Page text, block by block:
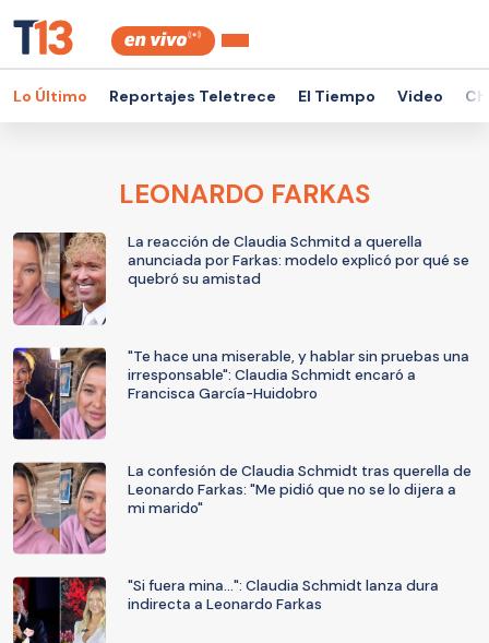
Lo Último Reportajes Teletrece El Tiempo Video
LEONARDO FARKAS
La reacción de Claudia Schmitd a querella
anunciada por Farkas: modelo explicó por qué se
quebró su amistad
"Te hace una miserable, y hablar sin pruebas una
irresponsable": Claudia Schmidt encaró a
Francisca García-Huidobro
La confesión de Claudia Schmidt tras querella de
Leonardo Farkas: "Me pidió que no se lo dijera a
mi marido"
"Si fuera mina...": Claudia Schmidt lanza dura
indirecta a Leonardo Farkas